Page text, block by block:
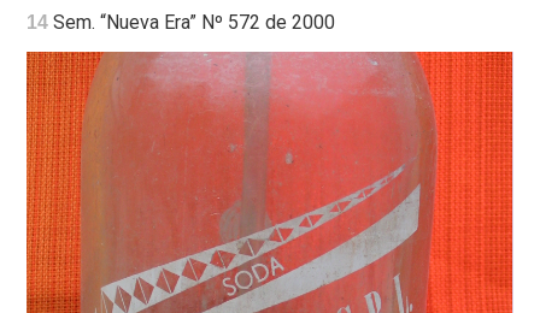
14 Sem. “Nueva Era” Nº 572 de 2000